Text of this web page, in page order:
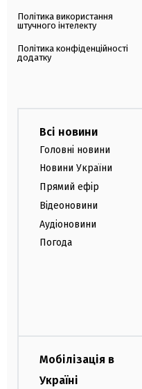
Політика використання
штучного інтелекту
Політика конфіденційності
додатку
Всі новини
Головні новини
Новини України
Прямий ефір
Відеоновини
Аудіоновини
Погода
Мобілізація в
Україні